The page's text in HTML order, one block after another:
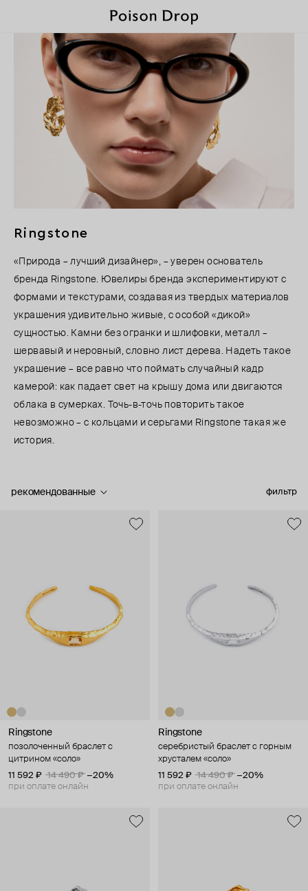
Ringstone
«Природа – лучший дизайнер», – уверен основатель
бренда Ringstone. Ювелиры бренда экспериментируют с
формами и текстурами, создавая из твердых материалов
украшения удивительно живые, с особой «дикой»
сущностью. Камни без огранки и шлифовки, металл –
шервавый и неровный, словно лист дерева. Надеть такое
украшение – все равно что поймать случайный кадр
камерой: как падает свет на крышу дома или двигаются
облака в сумерках. Точь-в-точь повторить такое
невозможно – с кольцами и серьгами Ringstone такая же
история.
фильтр
рекомендованные
Ringstone
позолоченный браслет с
цитрином «соло»
11 592 ₽
14 490 ₽ −20%
при оплате онлайн
Ringstone
серебристый браслет с горным
хрусталем «соло»
11 592 ₽
14 490 ₽ −20%
при оплате онлайн